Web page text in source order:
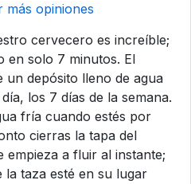
más opiniones
cervecero es increíble;
en solo 7 minutos. El
un depósito lleno de agua
los 7 días de la semana.
fría cuando estés por
cierras la tapa del
empieza a fluir al instante;
la taza esté en su lugar